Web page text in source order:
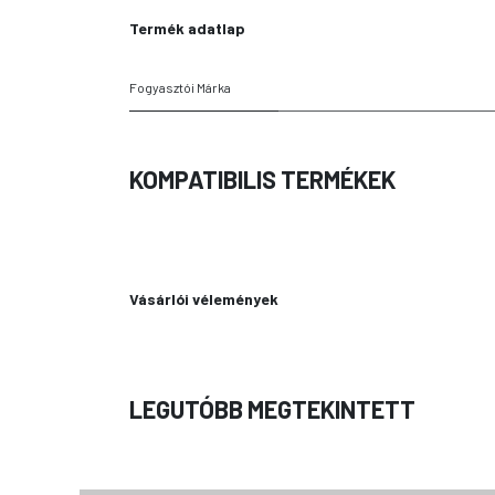
Termék adatlap
Fogyasztói Márka
KOMPATIBILIS TERMÉKEK
Vásárlói vélemények
LEGUTÓBB MEGTEKINTETT